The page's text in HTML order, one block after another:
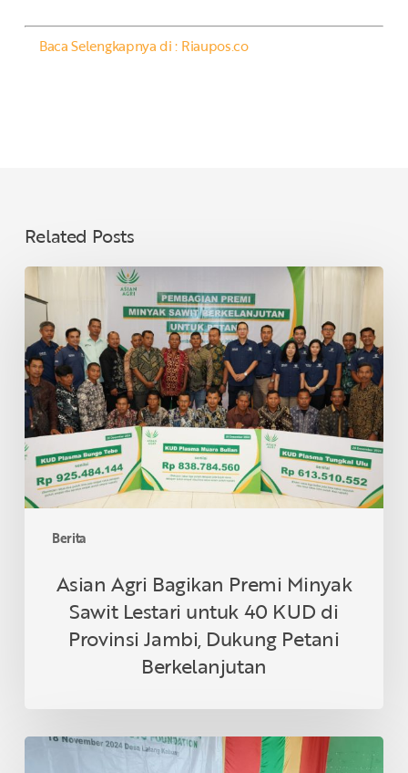
Baca Selengkapnya di : Riaupos.co
Related Posts
Berita
Asian
Agri
Bagikan
Premi
Minyak
Sawit
Lestari
untuk
40
KUD
di
Dukung
Petani
Berkelanjutan
Asian Agri Bagikan Premi Minyak
Sawit Lestari untuk 40 KUD di
Provinsi Jambi, Dukung Petani
Berkelanjutan
Asian